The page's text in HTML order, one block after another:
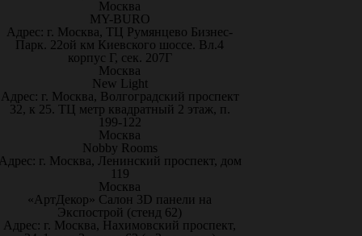
Москва
MY-BURO
Адрес: г. Москва, ТЦ Румянцево Бизнес-
Парк. 22ой км Киевского шоссе. Вл.4
корпус Г, сек. 207Г
Москва
New Light
Адрес: г. Москва, Волгоградский проспект
32, к 25. ТЦ метр квадратный 2 этаж, п.
199-122
Москва
Nobby Rooms
г. Москва, Ленинский проспект, дом
119
Москва
«АртДекор» Салон 3D панели на
Экспострой (стенд 62)
Адрес: г. Москва, Нахимовский проспект,